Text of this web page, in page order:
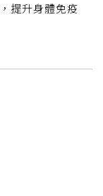
提升身體免疫